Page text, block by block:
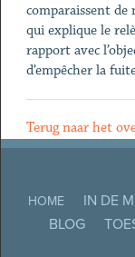
comparaissent de
qui explique le
rapport avec
d’empêcher la
Terug naar het
HOME IN DE
BLOG